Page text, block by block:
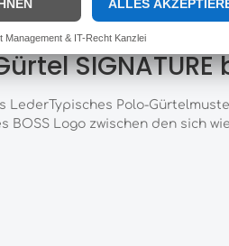
LederTypisches Polo-
Logo zwischen den sich